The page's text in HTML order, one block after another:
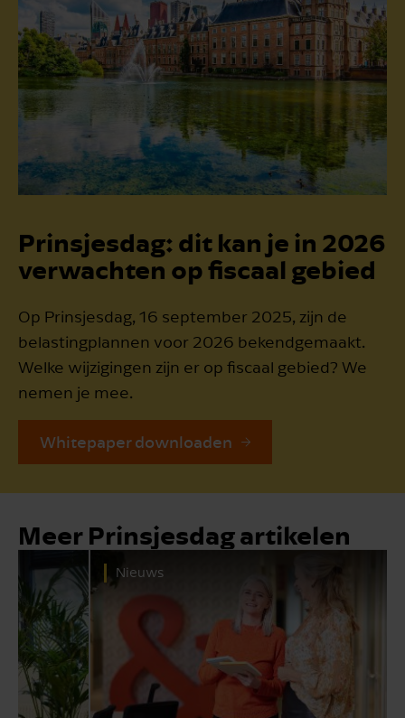
Prinsjesdag: dit kan je in 2026
verwachten op fiscaal gebied
Op Prinsjesdag, 16 september 2025, zijn de
belastingplannen voor 2026 bekendgemaakt.
Welke wijzigingen zijn er op fiscaal gebied? We
nemen je mee.
Whitepaper downloaden
Meer Prinsjes­dag artikelen
Nieuws